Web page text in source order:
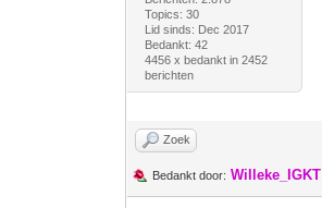
Topics: 30
Lid sinds: Dec 2017
Bedankt: 42
4456 x bedankt in 2452
berichten
Zoek
Bedankt door: Willeke_IGKT